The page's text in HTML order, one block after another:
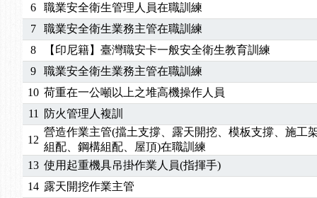
6
職業安全衛生管理人員在職訓練
7
職業安全衛生業務主管在職訓練
8
【印尼籍】臺灣職安卡一般安全衛生教育訓練
9
職業安全衛生業務主管在職訓練
10 荷重在一公噸以上之堆高機操作人員
11
防火管理人複訓
12
營造作業主管(擋土支撐、露天開挖、模板支撐、施工
組配、鋼構組配、屋頂)在職訓練
13 使用起重機具吊掛作業人員(指揮手)
14 露天開挖作業主管